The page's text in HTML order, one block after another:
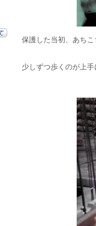
保護した当初、あち
少しずつ歩くのが上